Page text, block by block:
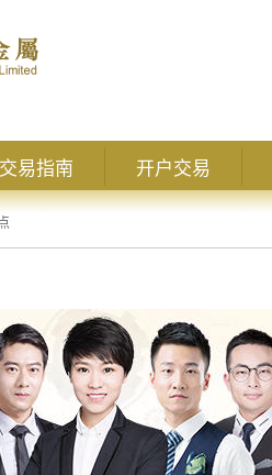
交易指南 开户交易